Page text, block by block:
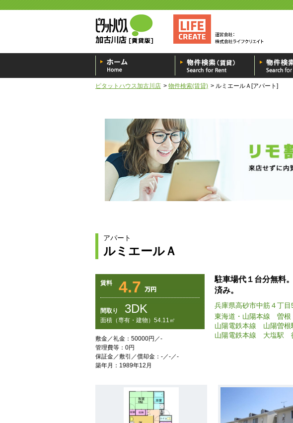
ピタットハウス加古川店 物件検索(賃貸) ルミエールＡ[アパート]
アパート
ルミエールＡ
賃料 4.7
間取り 3DK
面積（専有・建物）54.11㎡
敷金／礼金：50000円／-
管理費等：0円
保証金／敷引／償却金：-／-／-
築年月：1989年12月
駐車場代１台分無料
済み。
兵庫県高砂市中筋４丁目
東海道・山陽本線 曽
山陽電鉄本線 山陽曽
山陽電鉄本線 大塩駅